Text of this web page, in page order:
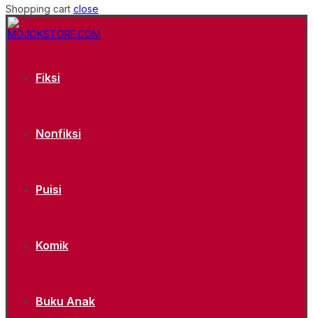
Shopping cart close
Fiksi
Nonfiksi
Puisi
Komik
Buku Anak